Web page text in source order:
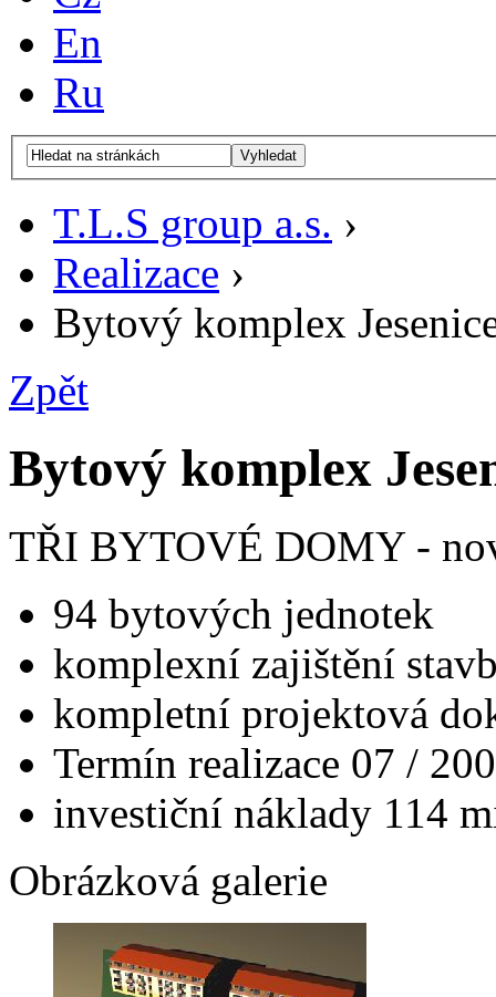
En
Ru
Vyhledat
T.L.S group a.s. ›
Realizace ›
Bytový komplex
Zpět
Bytový komplex
TŘI BYTOVÉ DOMY -
94 bytových jednotek
komplexní zajištění
kompletní projektová
Termín realizace 07 /
investiční náklady 114
Obrázková galerie